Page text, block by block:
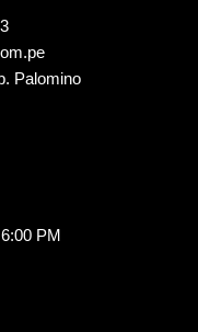
Palomino
PM